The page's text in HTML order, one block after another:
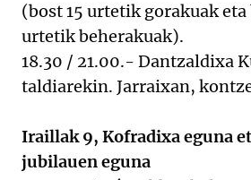
(bost 15 urtetik gorakuak eta
urtetik beherakuak).
18.30 / 21.00.- Dantzaldixa
taldiarekin. Jarraixan,
Iraillak 9, Kofradixa eguna
jubilauen eguna